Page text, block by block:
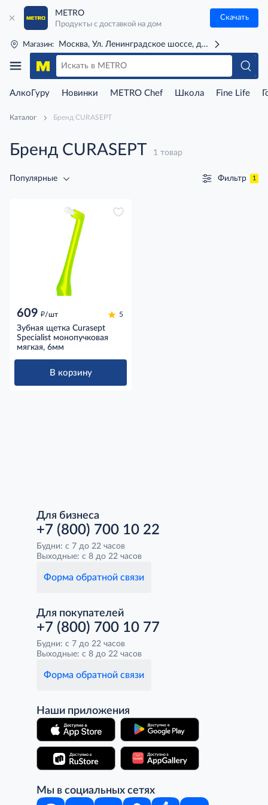
METRO
Продукты с доставкой на дом
Скачать
Магазин: Москва, Ул. Ленинградское шоссе, д. 71Г (м. Речной
АлкоГуру Новинки METRO Chef Школа Fine Life
Каталог Бренд CURASEPT
Бренд CURASEPT 1 товар
Популярные Фильтр 1
609 д/шт 5
Зубная щетка Curasept
Specialist монопучковая
мягкая, 6мм
В корзину
Для бизнеса
+7 (800) 700 10 22
Будни: с 7 до 22 часов
Выходные: с 8 до 22 часов
Форма обратной связи
Для покупателей
+7 (800) 700 10 77
Будни: с 7 до 22 часов
Выходные: с 8 до 22 часов
Форма обратной связи
Наши приложения
Мы в социальных сетях